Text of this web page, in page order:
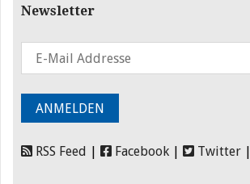
Newsletter
RSS Feed Facebook Twitter